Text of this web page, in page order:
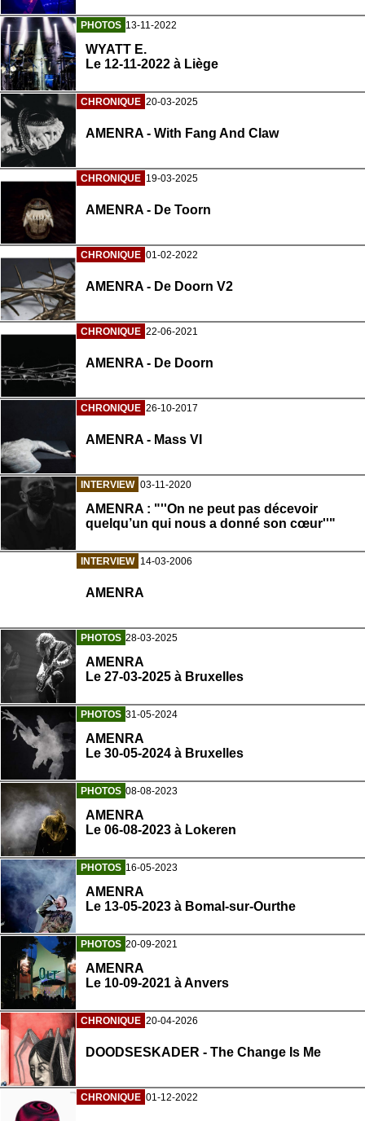
PHOTOS 13-11-2022
WYATT E.
Le 12-11-2022 à Liège
CHRONIQUE 20-03-2025
AMENRA - With Fang And Claw
CHRONIQUE 19-03-2025
AMENRA - De Toorn
CHRONIQUE 01-02-2022
AMENRA - De Doorn V2
CHRONIQUE 22-06-2021
AMENRA - De Doorn
CHRONIQUE 26-10-2017
AMENRA - Mass VI
INTERVIEW 03-11-2020
AMENRA : "''On ne peut pas décevoir
quelqu’un qui nous a donné son cœur''"
INTERVIEW 14-03-2006
AMENRA
PHOTOS 28-03-2025
AMENRA
Le 27-03-2025 à Bruxelles
PHOTOS 31-05-2024
AMENRA
Le 30-05-2024 à Bruxelles
PHOTOS 08-08-2023
AMENRA
Le 06-08-2023 à Lokeren
PHOTOS 16-05-2023
AMENRA
Le 13-05-2023 à Bomal-sur-Ourthe
PHOTOS 20-09-2021
AMENRA
Le 10-09-2021 à Anvers
CHRONIQUE 20-04-2026
DOODSESKADER - The Change Is Me
CHRONIQUE 01-12-2022